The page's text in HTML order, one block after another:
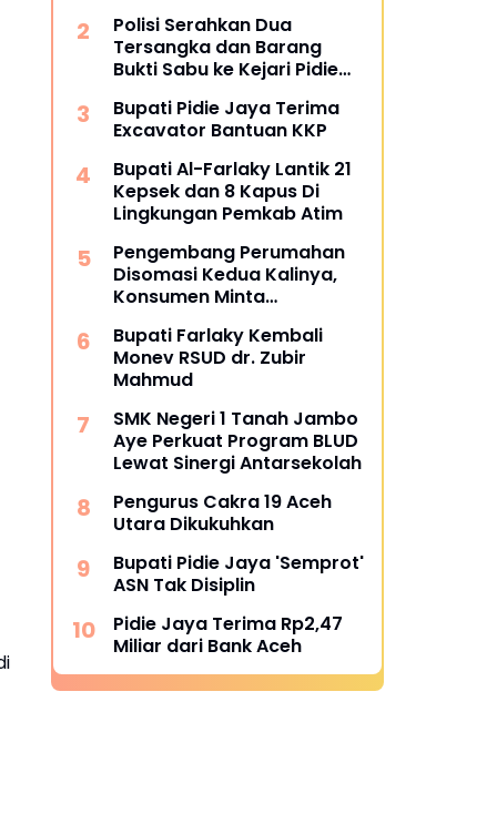
Polisi Serahkan Dua
Tersangka dan Barang
Bukti Sabu ke Kejari Pidie
Bupati Pidie Jaya Terima
Excavator Bantuan KKP
Bupati Al-Farlaky Lantik 21
Kepsek dan 8 Kapus Di
Lingkungan Pemkab Atim
Pengembang Perumahan
Disomasi Kedua Kalinya,
Konsumen Minta
Juta
Bupati Farlaky Kembali
Monev RSUD dr. Zubir
Mahmud
SMK Negeri 1 Tanah Jambo
Aye Perkuat Program BLUD
Lewat Sinergi Antarsekolah
Pengurus Cakra 19 Aceh
Utara Dikukuhkan
Bupati Pidie Jaya 'Semprot'
ASN Tak Disiplin
Pidie Jaya Terima Rp2,47
Miliar dari Bank Aceh